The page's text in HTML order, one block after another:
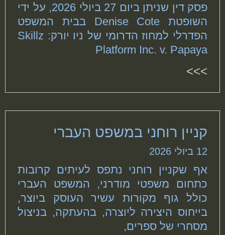
פסק דין שניתן ביום 27 ביולי 2026, על ידי
השופטת Denise Cote בבית המשפט
הפדרלי למחוז הדרומי של ניו יורק: Skillz
Platform Inc. v. Papaya
>>>
קניין רוחני במשפט העברי
12 ביולי 2026
אף שקניין רוחני נתפס לעיתים קרובות
כתחום משפטי מודרני, המשפט העברי
כולל גוף מקורות עשיר העוסק ביוצר,
בייחוס היצירה ליוצרה, בהעתקה, בניצול
מסחרי של ספרים,